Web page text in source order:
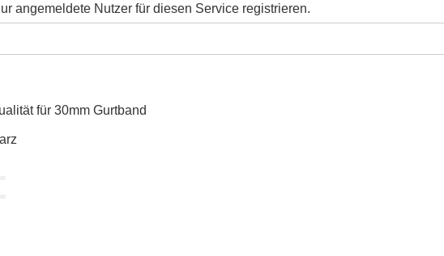
angemeldete Nutzer für diesen Service registrieren.
für 30mm Gurtband